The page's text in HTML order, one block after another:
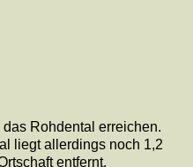
Rohdental erreichen.
liegt allerdings noch 1,2
entfernt.